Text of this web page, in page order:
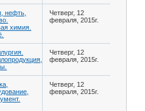
нефть,
химия.
Четверг, 12
февраля, 2015г.
Четверг, 12
февраля, 2015г.
Четверг, 12
февраля, 2015г.